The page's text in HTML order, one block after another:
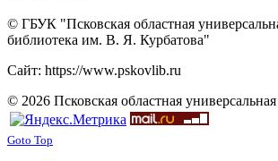
© ГБУК "Псковская областная
библиотека им. В. Я. Курбатова"
Сайт: https://www.pskovlib.ru
© 2026 Псковская областная
Goto Top